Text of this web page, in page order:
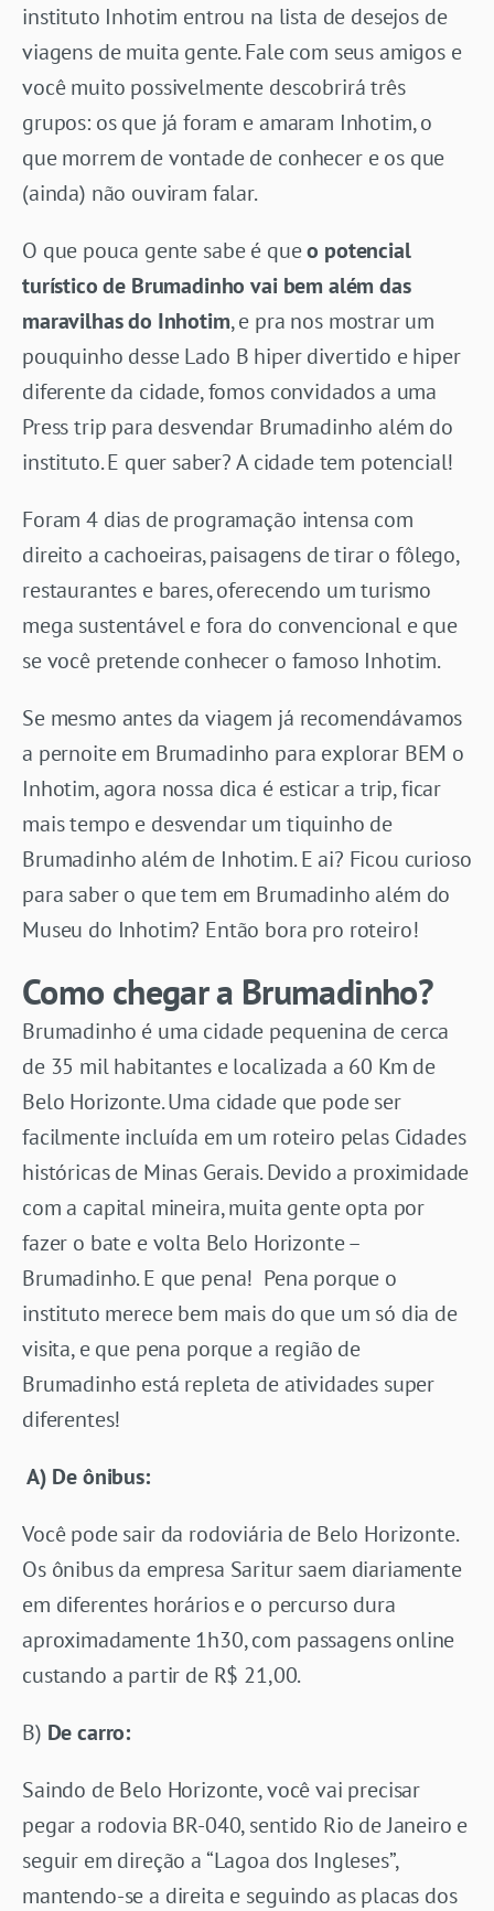
instituto Inhotim entrou na lista de desejos de
viagens de muita gente. Fale com seus amigos e
você muito possivelmente descobrirá três
grupos: os que já foram e amaram Inhotim, o
que morrem de vontade de conhecer e os que
(ainda) não ouviram falar.
O que pouca gente sabe é queo potencial
turístico de Brumadinho vai bem além das
maravilhas do Inhotim, e pra nos mostrar um
pouquinho desse Lado B hiper divertido e hiper
diferente da cidade, fomos convidados a uma
Press trip para desvendar Brumadinho além do
instituto. E quer saber? A cidade tem potencial!
Foram 4 dias de programação intensa com
direito a cachoeiras, paisagens de tirar o fôlego,
restaurantes e bares, oferecendo um turismo
mega sustentável e fora do convencional e que
se você pretende conhecer o famoso Inhotim.
Se mesmo antes da viagem já recomendávamos
a pernoite em Brumadinho para explorar BEM o
Inhotim, agora nossa dica é esticar a trip, ficar
mais tempo e desvendar um tiquinho de
Brumadinho além de Inhotim. E ai? Ficou curioso
para saber o que tem em Brumadinho além do
Museu do Inhotim? Então bora pro roteiro!
Como chegar a Brumadinho?
Brumadinho é uma cidade pequenina de cerca
de 35 mil habitantes e localizada a 60 Km de
Belo Horizonte. Uma cidade que pode ser
facilmente incluída em um roteiro pelas Cidades
históricas de Minas Gerais. Devido a proximidade
com a capital mineira, muita gente opta por
fazer o bate e volta Belo Horizonte –
Brumadinho. E que pena! Pena porque o
instituto merece bem mais do que um só dia de
visita, e que pena porque a região de
Brumadinho está repleta de atividades super
diferentes!
A) De ônibus:
Você pode sair da rodoviária de Belo Horizonte.
Os ônibus da empresa Saritur saem diariamente
em diferentes horários e o percurso dura
aproximadamente 1h30, com passagens online
custando a partir de R$ 21,00.
B) De carro:
Saindo de Belo Horizonte, você vai precisar
pegar a rodovia BR-040, sentido Rio de Janeiro e
seguir em direção a “Lagoa dos Ingleses”,
mantendo-se a direita e seguindo as placas dos